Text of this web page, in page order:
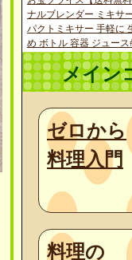
ナルブレンダー ミキサ
パクトミキサー 手軽に
め ボトル 容器 ジュース
メイン
ゼロから
料理入門
料理の